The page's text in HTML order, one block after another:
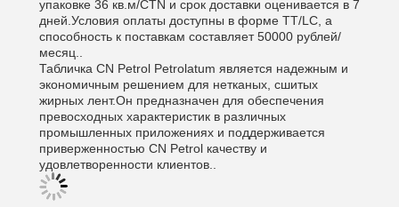
упаковке 36 кв.м/CTN и срок доставки оценивается в 7
дней.Условия оплаты доступны в форме TT/LC, а
способность к поставкам составляет 50000 рублей/
месяц..
Табличка CN Petrol Petrolatum является надежным и
экономичным решением для нетканых, сшитых
жирных лент.Он предназначен для обеспечения
превосходных характеристик в различных
промышленных приложениях и поддерживается
приверженностью CN Petrol качеству и
удовлетворенности клиентов..